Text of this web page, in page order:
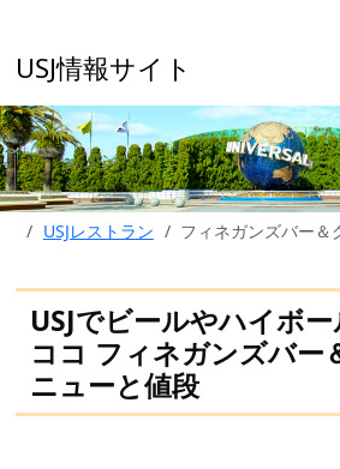
USJ情報サイト
USJレストラン フィネガンズバー＆
USJでビールやハイボ
ココ フィネガンズバー
ニューと値段